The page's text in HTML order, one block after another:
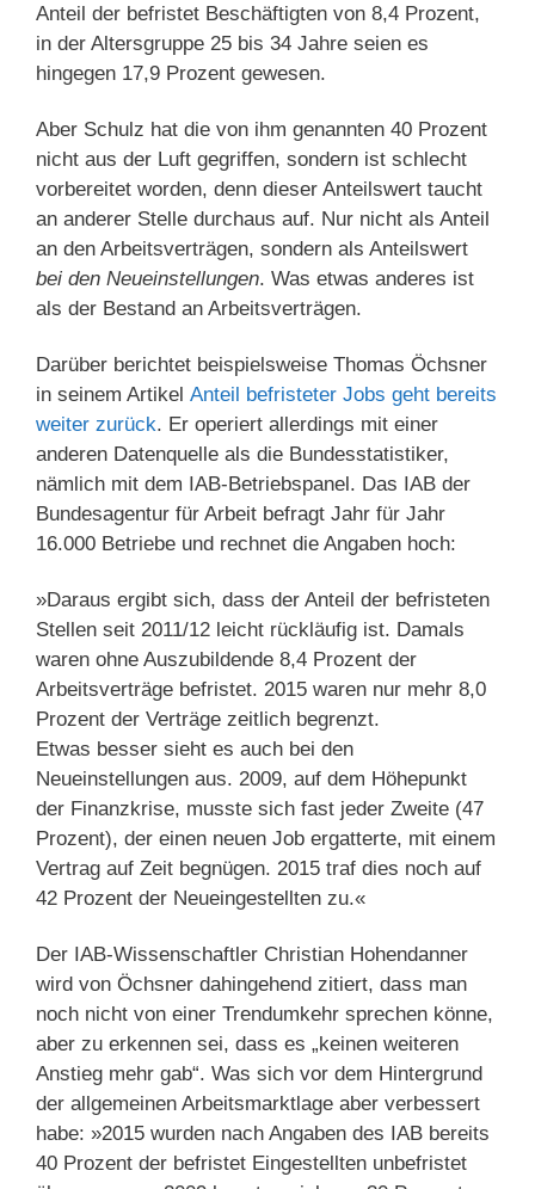
Anteil der befristet Beschäftigten von 8,4 Prozent,
in der Altersgruppe 25 bis 34 Jahre seien es
hingegen 17,9 Prozent gewesen.
Aber Schulz hat die von ihm genannten 40 Prozent
nicht aus der Luft gegriffen, sondern ist schlecht
vorbereitet worden, denn dieser Anteilswert taucht
an anderer Stelle durchaus auf. Nur nicht als Anteil
an den Arbeitsverträgen, sondern als Anteilswert
bei den Neueinstellungen. Was etwas anderes ist
als der Bestand an Arbeitsverträgen.
Darüber berichtet beispielsweise Thomas Öchsner
in seinem Artikel Anteil befristeter Jobs geht bereits
weiter zurück. Er operiert allerdings mit einer
anderen Datenquelle als die Bundesstatistiker,
nämlich mit dem IAB-Betriebspanel. Das IAB der
Bundesagentur für Arbeit befragt Jahr für Jahr
16.000 Betriebe und rechnet die Angaben hoch:
»Daraus ergibt sich, dass der Anteil der befristeten
Stellen seit 2011/12 leicht rückläufig ist. Damals
waren ohne Auszubildende 8,4 Prozent der
Arbeitsverträge befristet. 2015 waren nur mehr 8,0
Prozent der Verträge zeitlich begrenzt.
Etwas besser sieht es auch bei den
Neueinstellungen aus. 2009, auf dem Höhepunkt
der Finanzkrise, musste sich fast jeder Zweite (47
Prozent), der einen neuen Job ergatterte, mit einem
Vertrag auf Zeit begnügen. 2015 traf dies noch auf
42 Prozent der Neueingestellten zu.«
Der IAB-Wissenschaftler Christian Hohendanner
wird von Öchsner dahingehend zitiert, dass man
noch nicht von einer Trendumkehr sprechen könne,
aber zu erkennen sei, dass es „keinen weiteren
Anstieg mehr gab“. Was sich vor dem Hintergrund
der allgemeinen Arbeitsmarktlage aber verbessert
habe: »2015 wurden nach Angaben des IAB bereits
40 Prozent der befristet Eingestellten unbefristet